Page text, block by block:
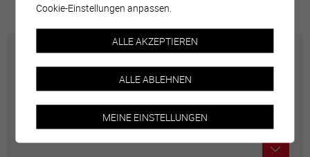
Carte interactive
Géolocalisation de tous les points d'intérêt de la Ville
Cookie-Einstellungen anpassen.
ALLE AKZEPTIEREN
ALLE ABLEHNEN
MEINE EINSTELLUNGEN